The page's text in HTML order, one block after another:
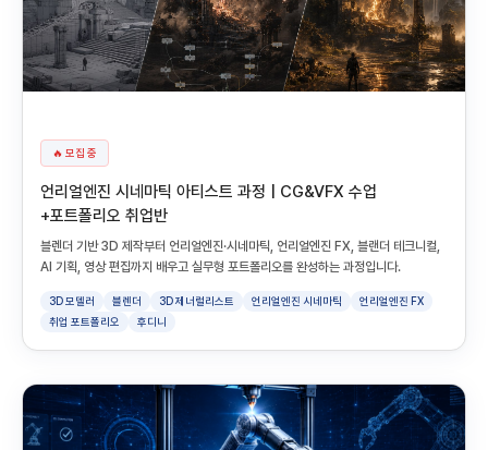
🔥 모집 중
언리얼엔진 시네마틱 아티스트 과정 | CG&VFX 수업
+포트폴리오 취업반
블렌더 기반 3D 제작부터 언리얼엔진·시네마틱, 언리얼엔진 FX, 블랜더 테크니컬,
AI 기획, 영상 편집까지 배우고 실무형 포트폴리오를 완성하는 과정입니다.
3D 모델러 블렌더 3D 제너럴리스트 언리얼엔진 시네마틱
언리얼엔진 FX
취업 포트폴리오
후디니